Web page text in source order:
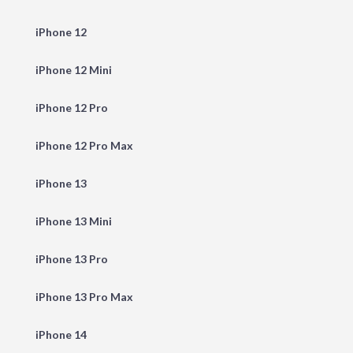
iPhone 12
iPhone 12 Mini
iPhone 12 Pro
iPhone 12 Pro Max
iPhone 13
iPhone 13 Mini
iPhone 13 Pro
iPhone 13 Pro Max
iPhone 14